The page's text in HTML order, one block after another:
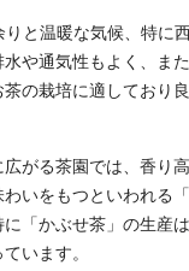
と温暖な気候、特に西
や通気性もよく、ま
の栽培に適しており
がる茶園では、香り
いをもつといわれる
「かぶせ茶」の生産
います。